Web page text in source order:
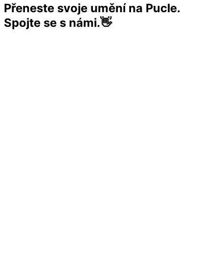
Přeneste svoje umění na Pucle.
Spojte se s námi.👋